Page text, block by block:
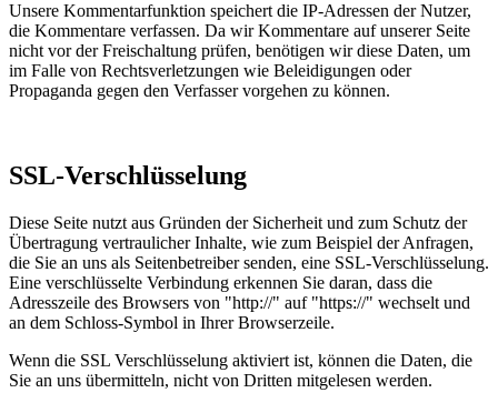
Unsere Kommentarfunktion speichert die IP-Adressen der Nutzer,
die Kommentare verfassen. Da wir Kommentare auf unserer Seite
nicht vor der Freischaltung prüfen, benötigen wir diese Daten, um
im Falle von Rechtsverletzungen wie Beleidigungen oder
Propaganda gegen den Verfasser vorgehen zu können.
SSL-Verschlüsselung
Diese Seite nutzt aus Gründen der Sicherheit und zum Schutz der
Übertragung vertraulicher Inhalte, wie zum Beispiel der Anfragen,
die Sie an uns als Seitenbetreiber senden, eine SSL-Verschlüsselung.
Eine verschlüsselte Verbindung erkennen Sie daran, dass die
Adresszeile des Browsers von "http://" auf "https://" wechselt und
an dem Schloss-Symbol in Ihrer Browserzeile.
Wenn die SSL Verschlüsselung aktiviert ist, können die Daten, die
Sie an uns übermitteln, nicht von Dritten mitgelesen werden.